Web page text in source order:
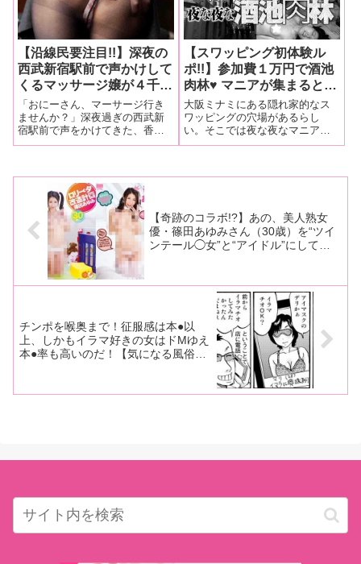
【沿線民要注目!!】深夜の
西武新宿駅前で声かけして
くるマッサージ嬢が４千円
で提供する裏メニューの内
容が完全にアウトな件。
「おにーさん、マーサージ行き
ませんか？」深夜過ぎの西武新
宿駅前で声をかけてきた、香坂
み◯き似のアジアン美熟女につ
【スワッピング初体験ル
ポ!!】参加費１万円で酒池
肉林♥ マニアが集まるとウ
ワサの、知る人ぞ知る極秘
スワッピングルームに潜入
取材してみたところ…
大阪ミナミにある隠れ家的なス
ワッピングの穴場があるらし
い。そこでは夜な夜なマニアた
ちが集まって酒池肉林の宴が催
【奇跡のコラボ!?】あの、美人熟女
優・篠田あゆみさん（30歳）を“ツイ
ンテール◯女”と“アイドル”にしてみ
チンポを喉奥まで！征服感は本●以
上、しかもイラマ好きの女はドMゆえ
本●率も高いのだ！【気になる風俗試